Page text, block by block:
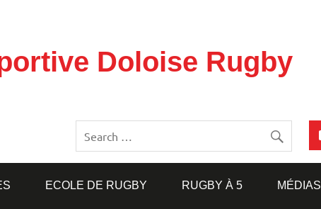
Doloise Rugby
ECOLE DE RUGBY RUGBY À 5 MÉDIAS